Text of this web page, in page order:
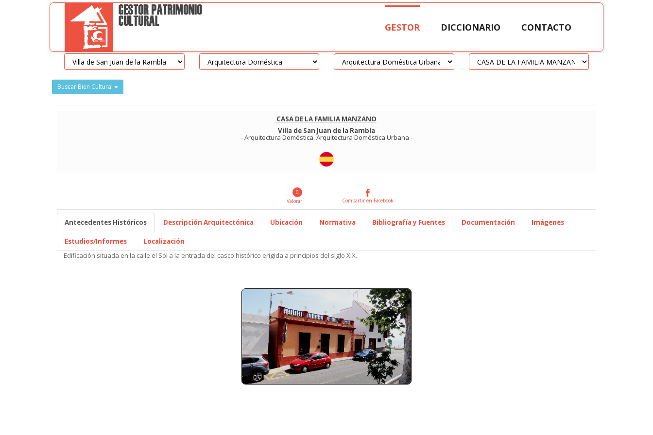
GESTOR DICCIONARIO CONTACTO
Buscar Bien Cultural
CASA DE LA FAMILIA MANZANO
Villa de San Juan de la Rambla
-Arquitectura Doméstica. Arquitectura Doméstica Urbana -
0
Valorar
Compartir en Facebook
Antecedentes Históricos Descripción Arquitectónica Ubicación Normativa Bibliografía y Fuentes Documentación Imágenes
Estudios/Informes
Localización
Edificación situada en la calle el Sol a la entrada del casco histórico erigida a principios del siglo XIX.